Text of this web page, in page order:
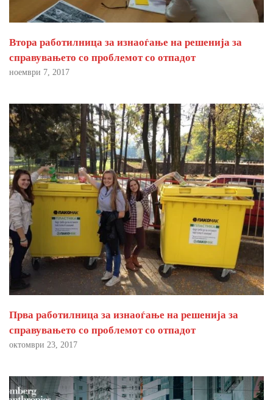
Втора работилница за изнаоѓање на решенија за
справувањето со проблемот со отпадот
ноември 7, 2017
Прва работилница за изнаоѓање на решенија за
справувањето со проблемот со отпадот
октомври 23, 2017